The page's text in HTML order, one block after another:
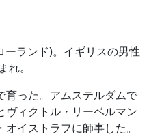
ランド)。イギリスの男性
。
育った。アムステルダムで
ヴィクトル・リーベルマン
イストラフに師事した。